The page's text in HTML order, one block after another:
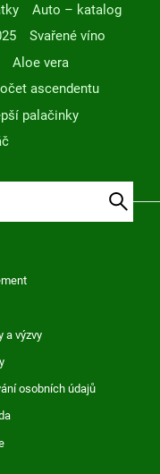
Auto – katalog
Svařené víno
Aloe vera
ascendentu
palačinky
a výzvy
osobních údajů